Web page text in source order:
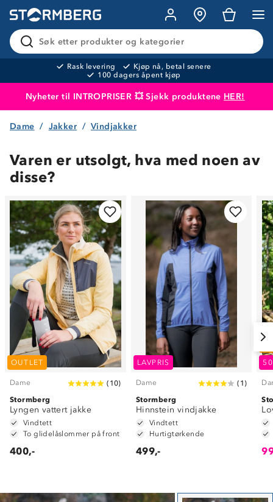
Søk etter produkter og kategorier
Rask levering
Kjøp nå, betal senere
100 dagers åpent kjøp
Nyheter til INTROPRISER 💥 Sjekk produktene HER!
Produktet er lagt i handlekurven
Dame Jakker Vindjakker
Varen er utsolgt, hva med noen av
disse?
OUTLET
Dame ( 10)
Stormberg
Lyngen vattert jakke
Vindtett
To glidelåslommer på front
400,-
LAVPRIS
Dame ( 1 )
Stormberg
Hinnstein vindjakke
Vindtett
Hurtigtørkende
499,-